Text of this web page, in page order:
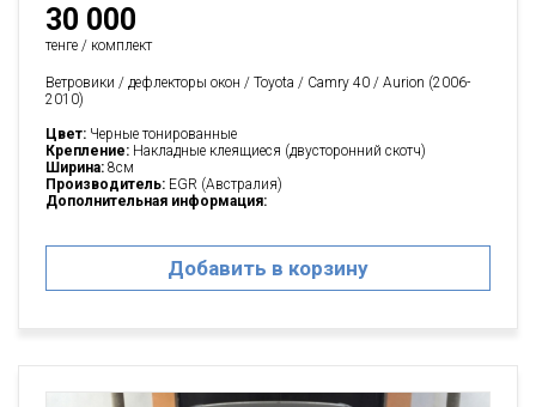
30 000
тенге / комплект
Ветровики / дефлекторы окон / Toyota / Camry 40 / Aurion (2006-
2010)
Цвет: Черные тонированные
Крепление: Накладные клеящиеся (двусторонний скотч)
Ширина: 8см
Производитель: EGR (Австралия)
Дополнительная информация:
Добавить в корзину